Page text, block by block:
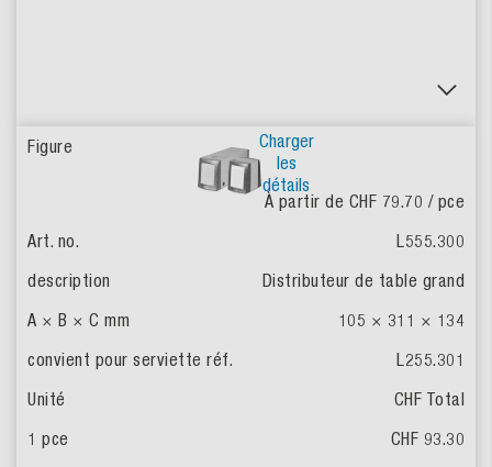
Charger
les
détails
À partir de CHF 79.70 / pce
L555.300
Distributeur de table grand
105 × 311 × 134
L255.301
CHF Total
CHF 93.30